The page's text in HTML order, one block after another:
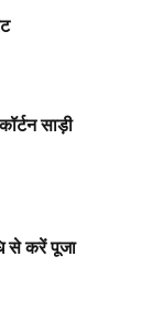
साड़ी
से करें पूजा